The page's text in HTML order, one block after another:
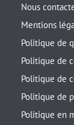
Nous
Mentions
Politique de
Politique de
Politique de
Politique de
Politique en